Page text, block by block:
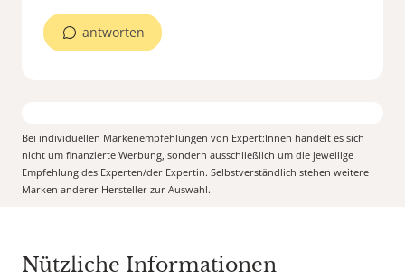
antworten
Bei individuellen Markenempfehlungen von Expert:Innen handelt es sich
nicht um finanzierte Werbung, sondern ausschließlich um die jeweilige
Empfehlung des Experten/der Expertin. Selbstverständlich stehen weitere
Marken anderer Hersteller zur Auswahl.
Nützliche Informationen